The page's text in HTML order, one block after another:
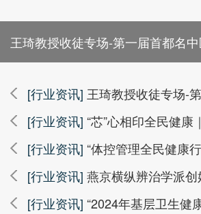
王琦教授收徒专场-第一届首都名
[行业资讯] 王琦教授收徒专场-第一届首都名
[行业资讯] “芯”心相印全民健康｜2025多方协同
[行业资讯] “体控管理全民健康行动”学术交
[行业资讯] 燕京横纵辨治学派创
[行业资讯] “2024年基层卫生健康发展论坛暨国